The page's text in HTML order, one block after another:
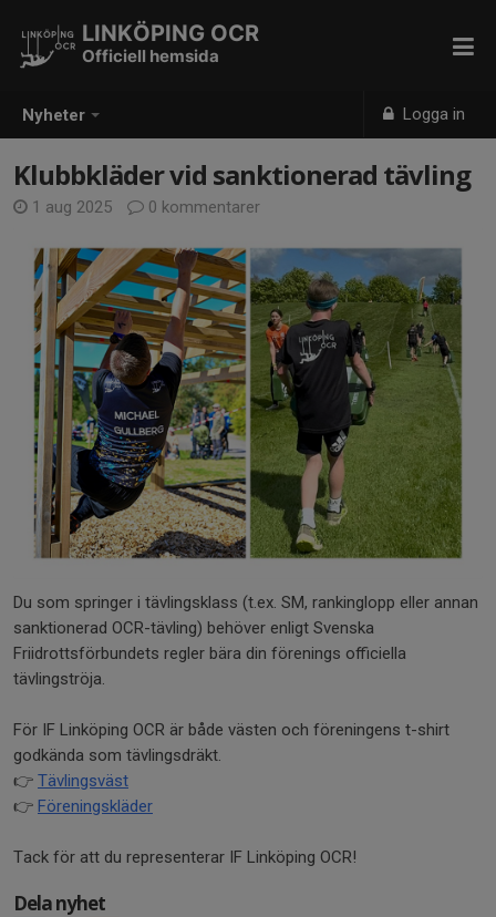
Nyheter Logga in
LINKÖPING OCR
Officiell hemsida
Klubbkläder vid sanktionerad tävling
1 aug 2025 0 kommentarer
Du som springer i tävlingsklass (t.ex. SM, rankinglopp eller annan
sanktionerad OCR-tävling) behöver enligt Svenska
Friidrottsförbundets regler bära din förenings officiella
tävlingströja.
För IF Linköping OCR är både västen och föreningens t-shirt
godkända som tävlingsdräkt.
👉 Tävlingsväst
👉 Föreningskläder
Tack för att du representerar IF Linköping OCR!
Dela nyhet